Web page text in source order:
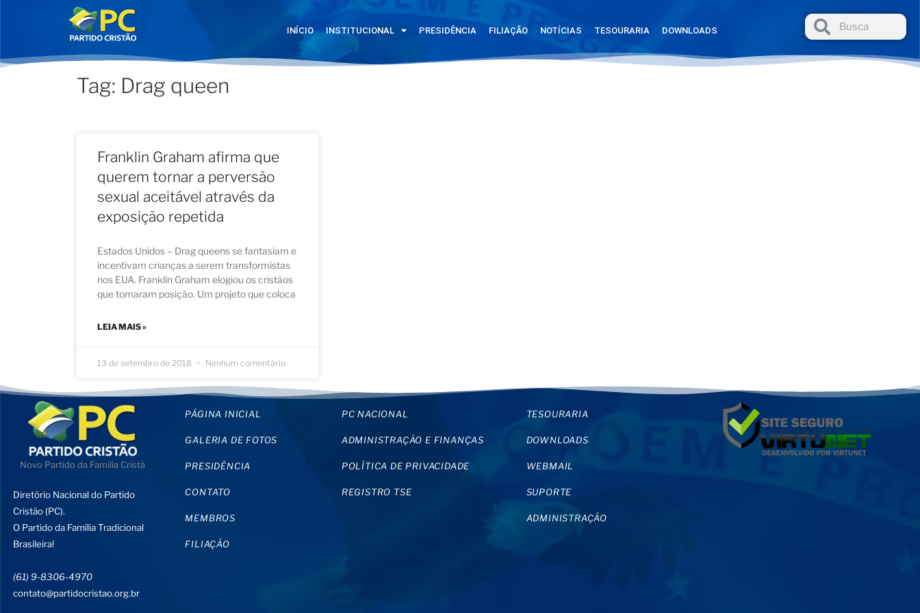
INÍCIO INSTITUCIONAL PRESIDÊNCIA FILIAÇÃO NOTÍCIAS TESOURARIA DOWNLOADS
Tag: Drag queen
Franklin Graham afirma que
querem tornar a perversão
sexual aceitável através da
exposição repetida
Estados Unidos – Drag queens se fantasiam e
incentivam crianças a serem transformistas
nos EUA. Franklin Graham elogiou os cristãos
que tomaram posição. Um projeto que coloca
LEIA MAIS »
13 de setembro de 2018 Nenhum comentário
Novo Partido da Familia Cristã
Diretório Nacional do Partido
Cristão (PC).
O Partido da Família Tradicional
Brasileira!
(61) 9-8306-4970
contato@partidocristao.org.br
PÁGINA INICIAL
GALERIA DE FOTOS
PRESIDÊNCIA
CONTATO
MEMBROS
FILIAÇÃO
PC NACIONAL
ADMINISTRAÇÃO E FINANÇAS
POLÍTICA DE PRIVACIDADE
REGISTRO TSE
TESOURARIA
DOWNLOADS
WEBMAIL
SUPORTE
ADMINISTRAÇÃO